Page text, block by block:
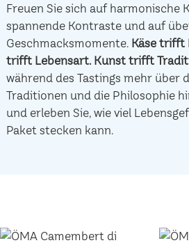
Freuen Sie sich auf harmonische
spannende Kontraste und auf
Geschmacksmomente. Käse trifft
trifft Lebensart. Kunst trifft
während des Tastings mehr über
Traditionen und die Philosophie
und erleben Sie, wie viel
Paket stecken kann.